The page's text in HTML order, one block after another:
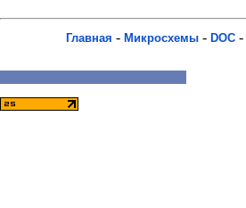
Главная - Микросхемы- DOC-